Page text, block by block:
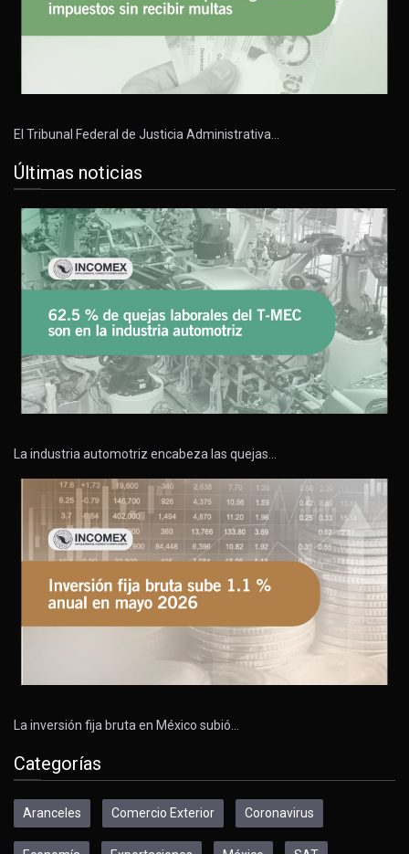
El Tribunal Federal de Justicia Administrativa…
Últimas noticias
La industria automotriz encabeza las quejas…
La inversión fija bruta en México subió…
Categorías
Aranceles Comercio Exterior Coronavirus